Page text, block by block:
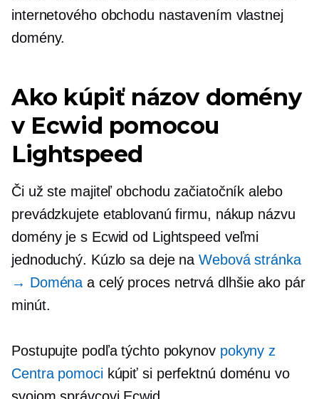
internetového obchodu nastavením vlastnej
domény.
Ako kúpiť názov domény
v Ecwid pomocou
Lightspeed
Či už ste majiteľ obchodu začiatočník alebo
prevádzkujete etablovanú firmu, nákup názvu
domény je s Ecwid od Lightspeed veľmi
jednoduchý. Kúzlo sa deje naWebová stránka
→ Doména a celý proces netrvá dlhšie ako pár
minút.
Postupujte podľa týchto pokynov pokyny z
Centra pomocikúpiť si perfektnú doménu vo